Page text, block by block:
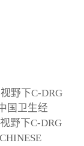
野下C-DRG
国卫生经
野下C-DRG